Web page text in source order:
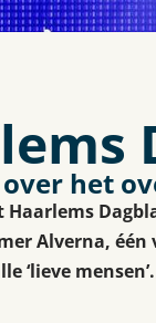
het
Alverna,
‘lieve